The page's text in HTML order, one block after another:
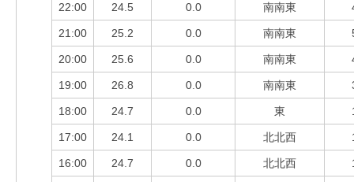
22:00 24.5 0.0 南南東
21:00 25.2 0.0 南南東
20:00 25.6 0.0 南南東
19:00 26.8 0.0 南南東
18:00 24.7 0.0 東
17:00 24.1 0.0 北北西
16:00 24.7 0.0 北北西